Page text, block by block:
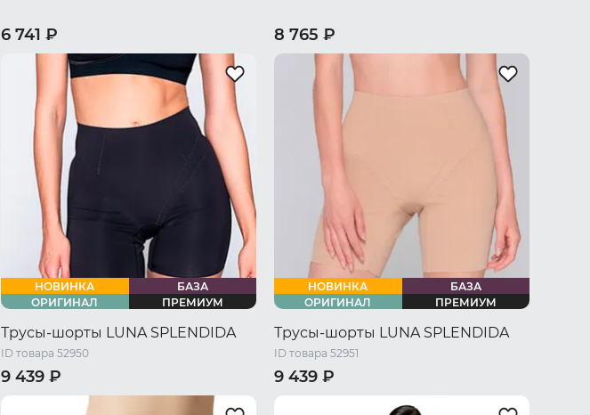
6 741 ₽
44 RU / S 46 RU / M
48 RU / L
52 RU / XXL 54 RU / XXXL
8 765 ₽
44 RU / S 46 RU / M
48 RU / L
50 RU / XL
54 RU / XXXL
НОВИНКА
БАЗА
ОРИГИНАЛ
ПРЕМИУМ
Трусы-шорты LUNA SPLENDIDA
ID товара 52950
9 439 ₽
46 RU / M
НОВИНКА
БАЗА
ОРИГИНАЛ
ПРЕМИУМ
Трусы-шорты LUNA SPLENDIDA
ID товара 52951
9 439 ₽
46 RU / M